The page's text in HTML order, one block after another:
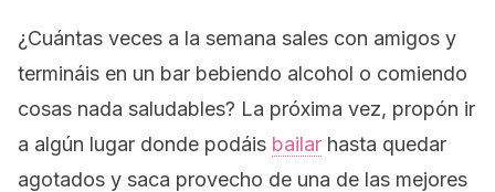
¿Cuántas veces a la semana sales con amigos y
termináis en un bar bebiendo alcohol o comiendo
cosas nada saludables? La próxima vez, propón ir
a algún lugar donde podáis bailar hasta quedar
agotados y saca provecho de una de las mejores